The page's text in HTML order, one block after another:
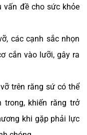
vấn đề cho sức khỏe
các cạnh sắc nhọn
cắn vào lưỡi, gây ra
trên răng sứ có thể
khiến răng trở
khi gặp phải lực